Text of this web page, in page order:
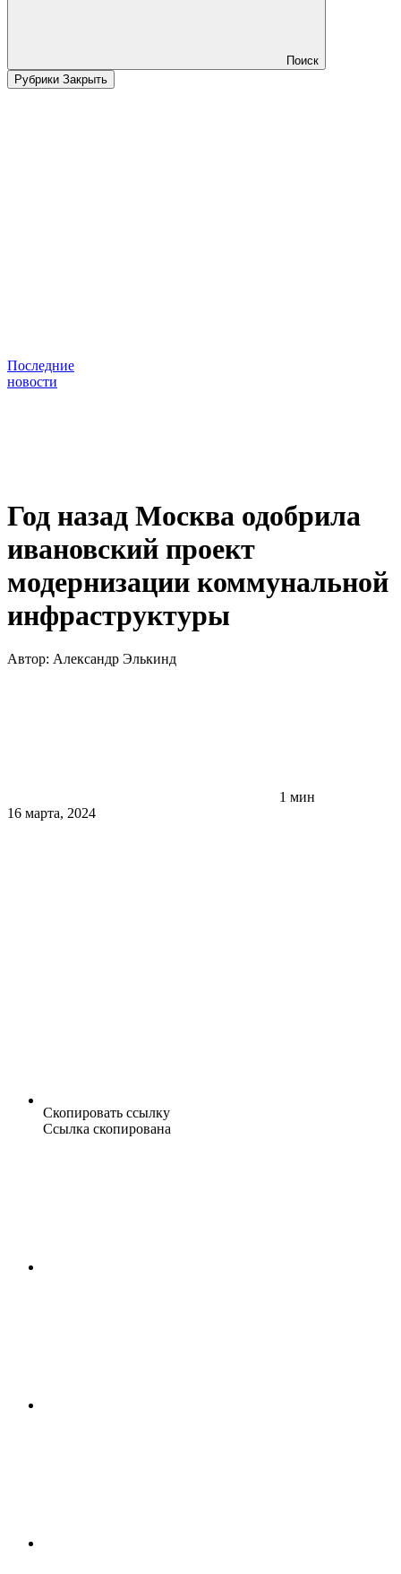
Поиск
Рубрики Закрыть
Последние
новости
Год назад Москва одобрила
ивановский проект
модернизации коммунальной
инфраструктуры
Автор: Александр Элькинд
1 мин
16 марта, 2024
Скопировать ссылку
Ссылка скопирована